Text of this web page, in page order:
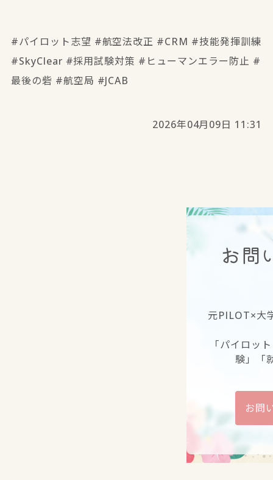
#パイロット志望 #航空法改正 #CRM #技能発揮訓練
#SkyClear #採用試験対策 #ヒューマンエラー防止 #
最後の砦 #航空局 #JCAB
2026年04月09日 11:31
お問
元PILOT×大
「パイロッ
験」「
お問